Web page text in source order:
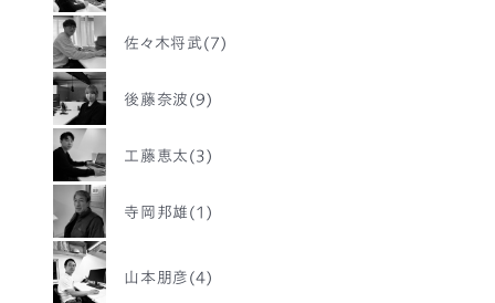
佐々木将武(7)
後藤奈波(9)
工藤恵太(3)
寺岡邦雄(1)
山本朋彦(4)